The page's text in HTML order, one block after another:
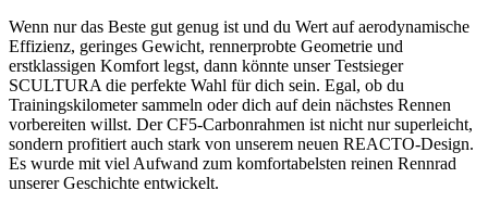
Wenn nur das Beste gut genug ist und du Wert auf aerodynamische
Effizienz, geringes Gewicht, rennerprobte Geometrie und
erstklassigen Komfort legst, dann könnte unser Testsieger
SCULTURA die perfekte Wahl für dich sein. Egal, ob du
Trainingskilometer sammeln oder dich auf dein nächstes Rennen
vorbereiten willst. Der CF5-Carbonrahmen ist nicht nur superleicht,
sondern profitiert auch stark von unserem neuen REACTO-Design.
Es wurde mit viel Aufwand zum komfortabelsten reinen Rennrad
unserer Geschichte entwickelt.